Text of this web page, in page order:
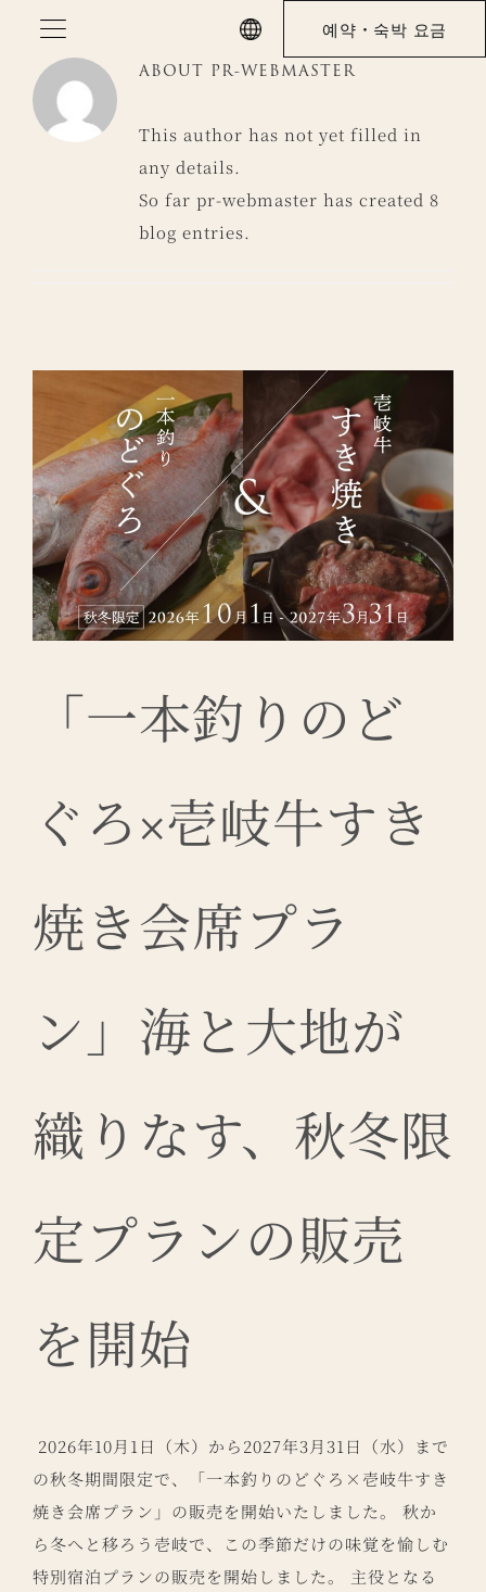
content
예약・숙박 요금
ABOUT PR-WEBMASTER
This author has not yet filled in
any details.
So far pr-webmaster has created 8
blog entries.
「一本釣りのど
ぐろ×壱岐牛すき
焼き会席プラ
ン」海と大地が
織りなす、秋冬限
定プランの販売
を開始
2026年10月1日（木）から2027年3月31日（水）まで
の秋冬期間限定で、「一本釣りのどぐろ×壱岐牛すき
焼き会席プラン」の販売を開始いたしました。 秋か
ら冬へと移ろう壱岐で、この季節だけの味覚を愉しむ
特別宿泊プランの販売を開始しました。 主役となる